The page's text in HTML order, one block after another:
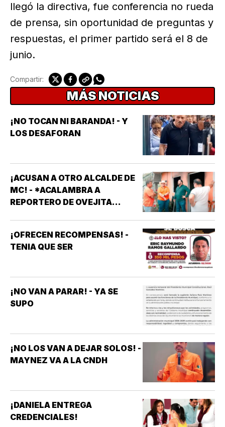
llegó la directiva, fue conferencia no rueda
de prensa, sin oportunidad de preguntas y
respuestas, el primer partido será el 8 de
junio.
Compartir:
MÁS NOTICIAS
¡NO TOCAN NI BARANDA! - Y
LOS DESAFORAN
¡ACUSAN A OTRO ALCALDE DE
MC! - *ACALAMBRA A
REPORTERO DE OVEJITA
¡OFRECEN RECOMPENSAS! -
TENIA QUE SER
¡NO VAN A PARAR! - YA SE
SUPO
¡NO LOS VAN A DEJAR SOLOS! -
MAYNEZ VA A LA CNDH
¡DANIELA ENTREGA
CREDENCIALES!